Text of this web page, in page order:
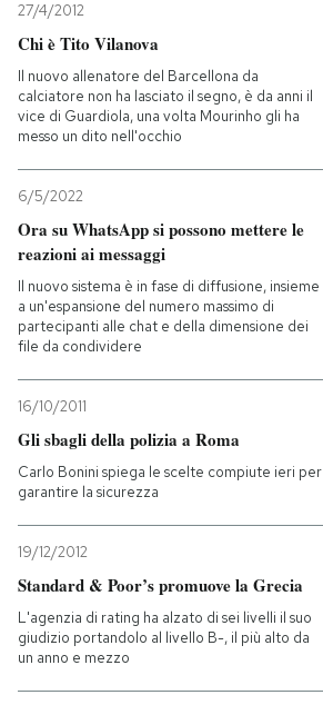
27/4/2012
Chi è Tito Vilanova
Il nuovo allenatore del Barcellona da
calciatore non ha lasciato il segno, è da anni il
vice di Guardiola, una volta Mourinho gli ha
messo un dito nell'occhio
6/5/2022
Ora su WhatsApp si possono mettere le
reazioni ai messaggi
Il nuovo sistema è in fase di diffusione, insieme
a un'espansione del numero massimo di
partecipanti alle chat e della dimensione dei
file da condividere
16/10/2011
Gli sbagli della polizia a Roma
Carlo Bonini spiega le scelte compiute ieri per
garantire la sicurezza
19/12/2012
Standard & Poor’s promuove la Grecia
L'agenzia di rating ha alzato di sei livelli il suo
giudizio portandolo al livello B-, il più alto da
un anno e mezzo